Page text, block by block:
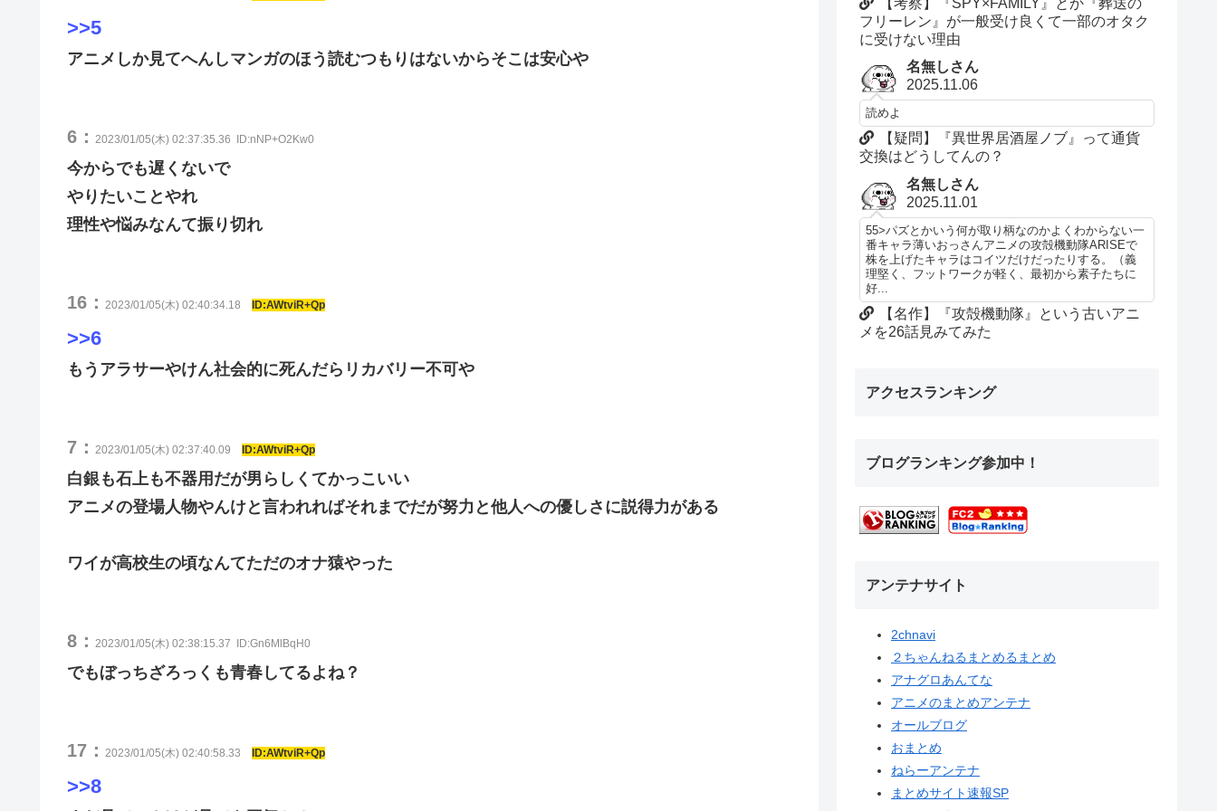
>>5
アニメしか見てへんしマンガのほう読むつもりはないからそこは安心や
6： 2023/01/05(木) 02:37:35.36 ID:nNP+O2Kw0
今からでも遅くないで
やりたいことやれ
理性や悩みなんて振り切れ
16： 2023/01/05(木) 02:40:34.18 ID:AWtviR+Qp
>>6
もうアラサーやけん社会的に死んだらリカバリー不可や
7： 2023/01/05(木) 02:37:40.09 ID:AWtviR+Qp
白銀も石上も不器用だが男らしくてかっこいい
アニメの登場人物やんけと言われればそれまでだが努力と他人への優しさに説得力がある
ワイが高校生の頃なんてただのオナ猿やった
8： 2023/01/05(木) 02:38:15.37 ID:Gn6MlBqH0
でもぼっちざろっくも青春してるよね？
17： 2023/01/05(木) 02:40:58.33 ID:AWtviR+Qp
>>8
【考察】『SPY×FAMILY』とか『葬送の
フリーレン』が一般受け良くて一部のオタク
に受けない理由
名無しさん
2025.11.06
読めよ
【疑問】『異世界居酒屋ノブ』って通貨
交換はどうしてんの？
名無しさん
2025.11.01
55>パズとかいう何が取り柄なのかよくわからない一
番キャラ薄いおっさんアニメの攻殻機動隊ARISEで
株を上げたキャラはコイツだけだったりする。（義
理堅く、フットワークが軽く、最初から素子たちに
好...
【名作】『攻殻機動隊』という古いアニ
メを26話見みてみた
アクセスランキング
ブログランキング参加中！
アンテナサイト
2chnavi
２ちゃんねるまとめるまとめ
アナグロあんてな
アニメのまとめアンテナ
オールブログ
おまとめ
ねらーアンテナ
まとめサイト速報SP